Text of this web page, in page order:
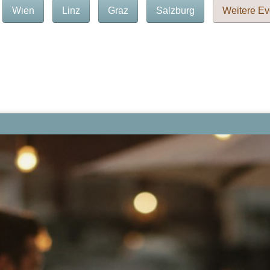
Wien Linz Graz Salzburg Weitere